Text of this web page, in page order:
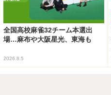
全国高校麻雀32チーム本選出
場…麻布や大阪星光、東海も
2026.8.5